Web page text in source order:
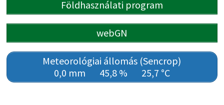
Földhasználati program
webGN
Meteorológiai állomás (Sencrop)
0,0 mm
45,8 % 25,7 °C